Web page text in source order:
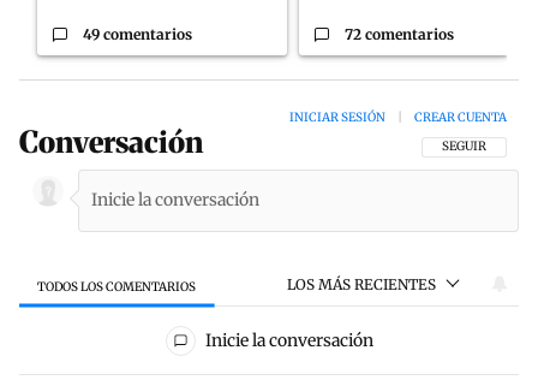
49 comentarios 72 comentarios
Conversación SIGA ESTA
SEGUIR
INICIAR SESIÓN CREAR CUENTA
TODOS LOS COMENTARIOS LOS MÁS RECIENTES
Todos los comentarios
Inicie la conversación